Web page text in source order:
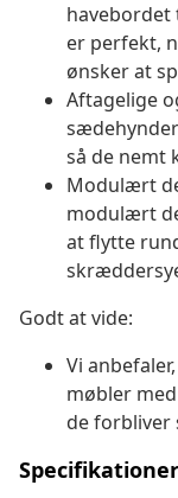
havebordet
er perfekt,
ønsker at
Aftagelige
så de nemt
Modulært
modulært
at flytte
Godt at vide:
Vi
møbler
de forbliver
Specifikationer